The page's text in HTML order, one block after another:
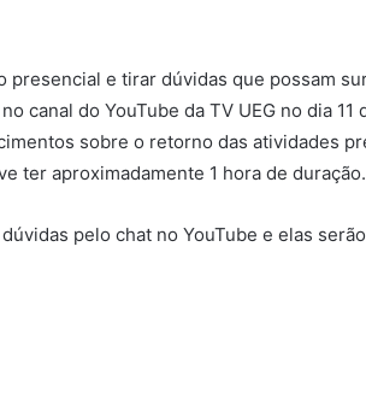
presencial e tirar dúvidas que possam
canal do YouTube da TV UEG no dia
sobre o retorno das atividades
ter aproximadamente 1 hora de duração.
pelo chat no YouTube e elas